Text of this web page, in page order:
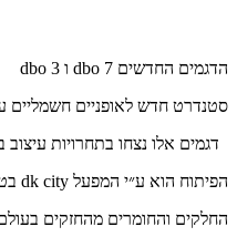
הדגמים החדשים dbo 7 ו dbo 3
סטנדרט חדש לאופניים חשמליים עירוניים , 24 חודשי אחריות כולל
דגמים אלו נצחו בתחרויות
הפיתוח הוא ע״י המפעל dk city בטיוואן .
החלקים והחומרים מהחזקים